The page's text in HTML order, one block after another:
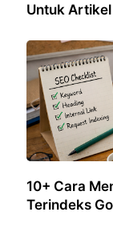
Untuk Artikel
10+ Cara
Terindeks